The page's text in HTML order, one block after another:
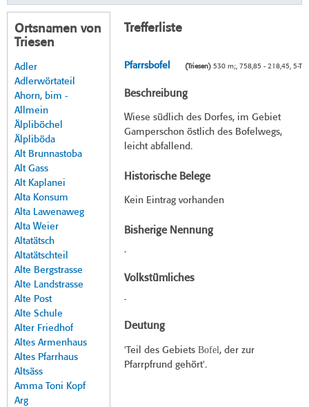
Ortsnamen von
Triesen
Adler
Adlerwörtateil
Ahorn, bim -
Allmein
Älpliböchel
Älpliböda
Alt Brunnastoba
Alt Gass
Alt Kaplanei
Alta Konsum
Alta Lawenaweg
Alta Weier
Altatätsch
Altatätschteil
Alte Bergstrasse
Alte Landstrasse
Alte Post
Alte Schule
Alter Friedhof
Altes Armenhaus
Altes Pfarrhaus
Altsäss
Amma Toni Kopf
Arg
Trefferliste
Pfarrsbofel (Triesen)530 m;, 758,85 - 218,45, 5-T
Beschreibung
Wiese südlich des Dorfes, im Gebiet
Gamperschon östlich des Bofelwegs,
leicht abfallend.
Historische Belege
Kein Eintrag vorhanden
Bisherige Nennung
-
Volkstümliches
-
Deutung
'Teil des Gebiets Bofel, der zur
Pfarrpfrund gehört'.